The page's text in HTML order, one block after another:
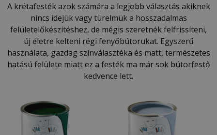
A krétafesték azok számára a legjobb választás akiknek
nincs idejük vagy türelmük a hosszadalmas
felületelőkészítéshez, de mégis szeretnék felfrissíteni,
új életre kelteni régi fenyőbútorukat. Egyszerű
használata, gazdag színválasztéka és matt, természetes
hatású felülete miatt ez a festék ma már sok bútorfestő
kedvence lett.